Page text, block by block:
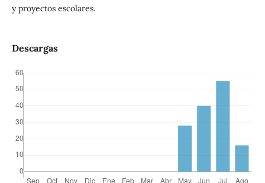
y proyectos escolares.
Descargas